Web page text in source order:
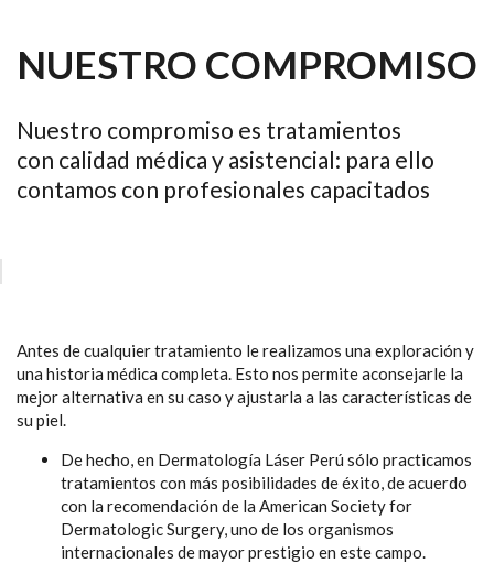
NUESTRO COMPROMISO
Nuestro compromiso es tratamientos
con calidad médica y asistencial: para ello
contamos con profesionales capacitados
Antes de cualquier tratamiento le realizamos una exploración y
una historia médica completa. Esto nos permite aconsejarle la
mejor alternativa en su caso y ajustarla a las características de
su piel.
De hecho, en Dermatología Láser Perú sólo practicamos
tratamientos con más posibilidades de éxito, de acuerdo
con la recomendación de la American Society for
Dermatologic Surgery, uno de los organismos
internacionales de mayor prestigio en este campo.